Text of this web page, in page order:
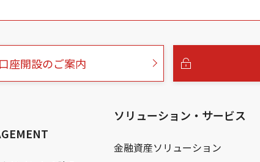
口座開設のご案内
ソリューション・サービス
金融資産ソリューション